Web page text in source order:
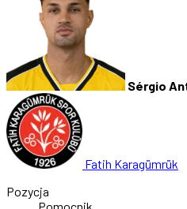
Sérgio
Fatih Karagümrük
Pozycja